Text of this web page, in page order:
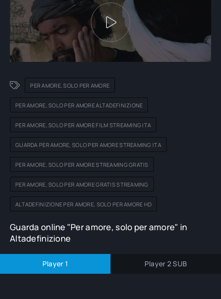
PER AMORE, SOLO PER AMORE
PER AMORE, SOLO PER AMORE ALTADEFINIZIONE
PER AMORE, SOLO PER AMORE FILM STREAMING ITA
GUARDA PER AMORE, SOLO PER AMORE STREAMING ITA
PER AMORE, SOLO PER AMORE STREAMING GRATIS
PER AMORE, SOLO PER AMORE GRATIS STREAMING
ALTADEFINIZIONE PER AMORE, SOLO PER AMORE HD
Guarda online "Per amore, solo per amore" in
Altadefinizione
Player 1 Player 2 SUB